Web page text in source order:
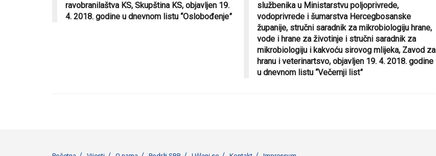
ravobranilaštva KS, Skupština KS, objavljen 19.
4. 2018. godine u dnevnom listu “Oslobođenje”
službenika u Ministarstvu poljoprivrede,
vodoprivrede i šumarstva Hercegbosanske
županije, stručni saradnik za mikrobiologiju hrane,
vode i hrane za životinje i stručni saradnik za
mikrobiologiju i kakvoću sirovog mlijeka, Zavod za
hranu i veterinartsvo, objavljen 19. 4. 2018. godine
u dnevnom listu “Večernji list”